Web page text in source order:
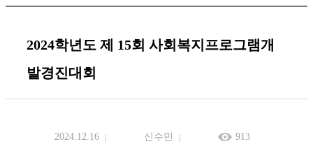
2024학년도 제 15회 사회복지프로그램개
발경진대회
2024.12.16 신수민 913